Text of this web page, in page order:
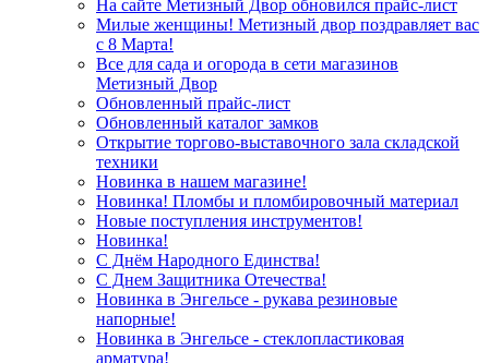
На сайте Метизный Двор обновился прайс-лист
Милые женщины! Метизный двор поздравляет вас
с 8 Марта!
Все для сада и огорода в сети магазинов
Метизный Двор
Обновленный прайс-лист
Обновленный каталог замков
Открытие торгово-выставочного зала складской
техники
Новинка в нашем магазине!
Новинка! Пломбы и пломбировочный материал
Новые поступления инструментов!
Новинка!
С Днём Народного Единства!
С Днем Защитника Отечества!
Новинка в Энгельсе - рукава резиновые
напорные!
Новинка в Энгельсе - стеклопластиковая
арматура!